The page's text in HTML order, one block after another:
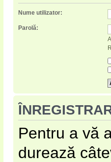
Nume utilizator:
Parolă:
Pentru a vă
durează